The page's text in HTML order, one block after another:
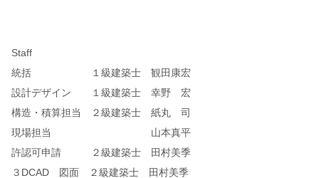
Staff
統括 １級建築士 観田康宏
設計デザイン １級建築士 幸野 宏
構造・積算担当 ２級建築士 紙丸 司
現場担当 山本真平
許認可申請 ２級建築士 田村美季
３DCAD 図面 ２級建築士 田村美季